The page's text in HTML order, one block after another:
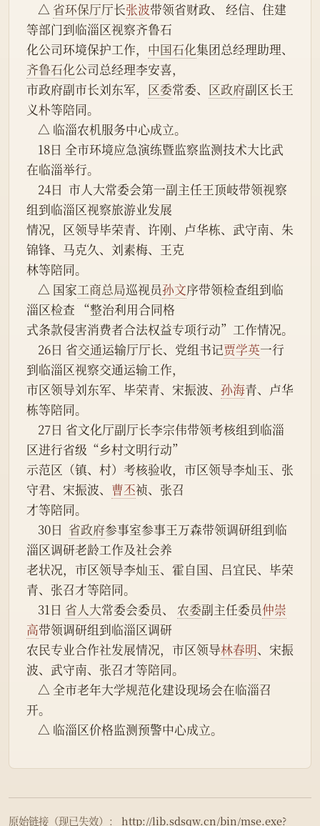
    △
省环保厅厅长张波带领省财政、 经信、住建
等部门到临淄区视察齐鲁石
化公司环境保护工作， 中国石化集团总经理助理、
齐鲁石化公司总经理李安喜，
市政府副市长刘东军， 区委常委、 区政府副区长王
义朴等陪同。
    △ 临淄农机服务中心成立。
在临淄举行。
组到临淄区视察旅游业发展
情况，区领导毕荣青、许刚、卢华栋、武守南、朱
锦锋、马克久、刘素梅、王克
林等陪同。
    △ 国家
工商总局巡视员孙文序带领检查组到临
淄区检查 “整治利用合同格
式条款侵害消费者合法权益专项行动”工作情况。
    26日 省
交通运输厅厅长、党组书记贾学英一行
到临淄区视察交通运输工作，
市区领导刘东军、毕荣青、宋振波、 孙海青、卢华
栋等陪同。
区进行省级“乡村文明行动”
示范区（镇、村）考核验收，市区领导李灿玉、张
守君、宋振波、 曹丕祯、张召
才等陪同。
    30日
省政府参事室参事王万森带领调研组到临
淄区调研老龄工作及社会养
老状况，市区领导李灿玉、霍自国、吕宜民、毕荣
青、张召才等陪同。
    31日
省人大常委会委员、 农委副主任委员仲崇
高带领调研组到临淄区调研
农民专业合作社发展情况，市区领导林春明、宋振
波、武守南、张召才等陪同。
开。
    △ 临淄区价格监测预警中心成立。
原始链接（现已失效）： http://lib.sdsqw.cn/bin/mse.exe?